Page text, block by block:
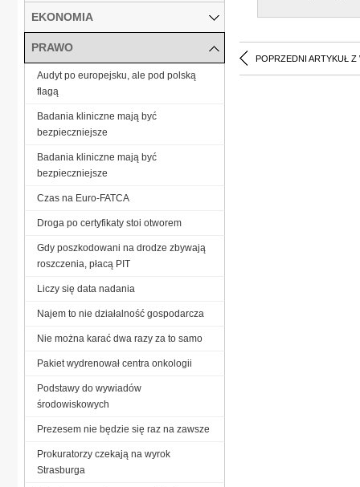
POPRZEDNI ARTYKUŁ Z
EKONOMIA
PRAWO
Audyt po europejsku, ale pod polską
flagą
Badania kliniczne mają być
bezpieczniejsze
Badania kliniczne mają być
bezpieczniejsze
Czas na Euro-FATCA
Droga po certyfikaty stoi otworem
Gdy poszkodowani na drodze zbywają
roszczenia, płacą PIT
Liczy się data nadania
Najem to nie działalność gospodarcza
Nie można karać dwa razy za to samo
Pakiet wydrenował centra onkologii
Podstawy do wywiadów
środowiskowych
Prezesem nie będzie się raz na zawsze
Prokuratorzy czekają na wyrok
Strasburga